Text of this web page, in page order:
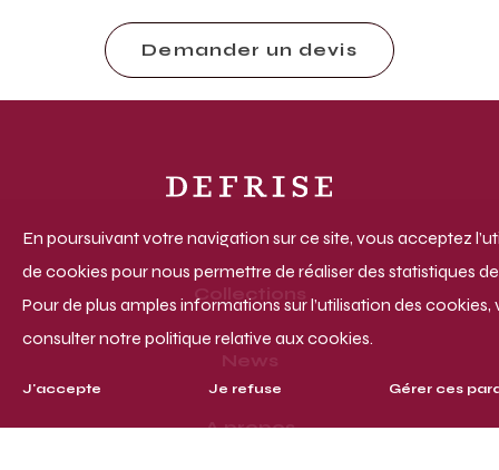
Demander un devis
Collections
A propos
En poursuivant votre navigation sur ce site, vous acceptez
de cookies pour nous permettre de réaliser des statistiques
Pour de plus amples informations sur l’utilisation des cookies,
consulter notre politique relative aux cookies.
J'accepte Je refuse Gérer ces